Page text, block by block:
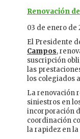
Renovación
03 de enero de
El Presidente
Campos,
suscripción
las
los colegiados
La renovación
siniestros en
incorporación
coordinación
la rapidez en